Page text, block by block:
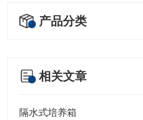
产品分类
相关文章
隔水式培养箱